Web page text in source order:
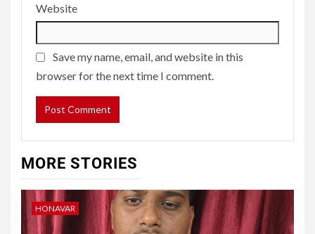
Website
Save my name, email, and website in this
browser for the next time I comment.
MORE STORIES
HONAVAR